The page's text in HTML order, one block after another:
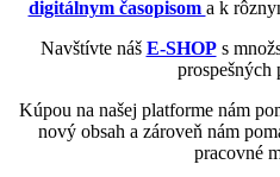
digitálnym časopisom a k
Navštívte náš E-SHOPs
prospešných
Kúpou na našej platforme nám
nový obsah a zároveň nám
pracovné